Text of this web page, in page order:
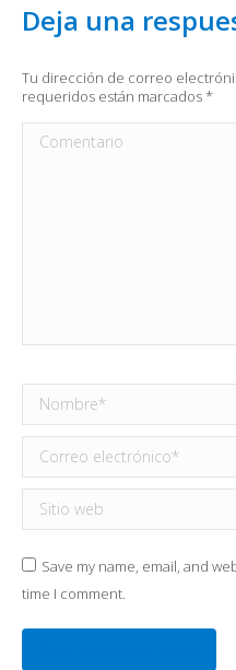
Deja una
Tu dirección de correo
requeridos están marcados*
Comentario
Nombre *
Correo electrónico *
Sitio web
Save my name, email, and
time I comment.